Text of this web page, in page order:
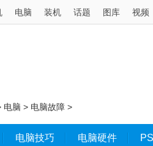
电脑 装机 话题 图库 视频
电脑 > 电脑故障 >
电脑技巧 电脑硬件